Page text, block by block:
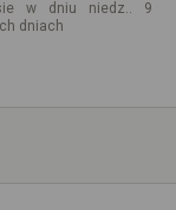
w dniu niedz.. 9
dniach